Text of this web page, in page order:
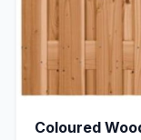
Coloured